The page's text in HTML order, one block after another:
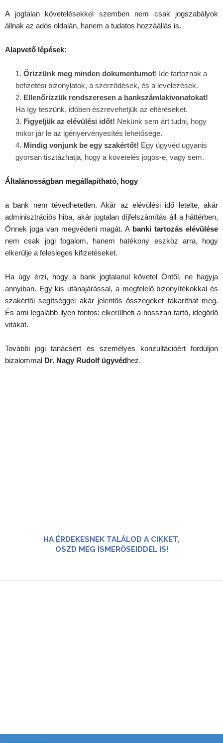
A jogtalan követelésekkel szemben nem csak jogszabályok
állnak az adós oldalán, hanem a tudatos hozzáállás is.
Alapvető lépések:
Őrizzünk meg minden dokumentumot! Ide tartoznak a
befizetési bizonylatok, a szerződések, és a levelezések.
Ellenőrizzük rendszeresen a bankszámlakivonatokat!
Ha így teszünk, időben észrevehetjük az eltéréseket.
Figyeljük az elévülési időt! Nekünk sem árt tudni, hogy
mikor jár le az igényérvényesítés lehetősége.
Mindig vonjunk be egy szakértőt! Egy ügyvéd ugyanis
gyorsan tisztázhatja, hogy a követelés jogos-e, vagy sem.
Általánosságban megállapítható, hogy
a bank nem tévedhetetlen. Akár az elévülési idő letelte, akár
adminisztrációs hiba, akár jogtalan díjfelszámítás áll a háttérben,
Önnek joga van megvédeni magát. A banki tartozás elévülése
nem csak jogi fogalom, hanem hatékony eszköz arra, hogy
elkerülje a felesleges kifizetéseket.
Ha úgy érzi, hogy a bank jogtalanul követel Öntől, ne hagyja
annyiban. Egy kis utánajárással, a megfelelő bizonyítékokkal és
szakértői segítséggel akár jelentős összegeket takaríthat meg.
És ami legalább ilyen fontos: elkerülheti a hosszan tartó, idegőrlő
vitákat.
További jogi tanácsért és személyes konzultációért forduljon
bizalommal Dr. Nagy Rudolf ügyvédhez.
HA ÉRDEKESNEK TALÁLOD A CIKKET,
OSZD MEG ISMERŐSEIDDEL IS!